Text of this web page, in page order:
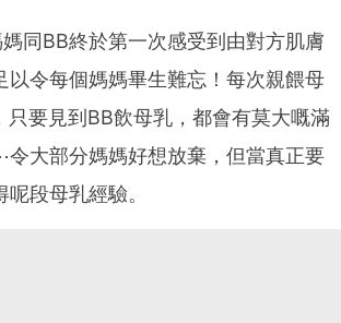
同BB終於第一次感受到由對方肌膚
令每個媽媽畢生難忘！每次親餵母
要見到BB飲母乳，都會有莫大嘅滿
大部分媽媽好想放棄，但當真正要
段母乳經驗。